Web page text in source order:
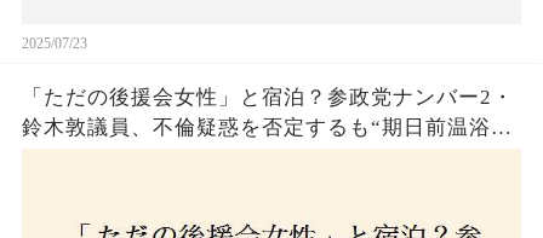
2025/07/23
「ただの後援会女性」と宿泊？参政党ナンバー2・
鈴木敦議員、不倫疑惑を否定するも“期日前温浴デ